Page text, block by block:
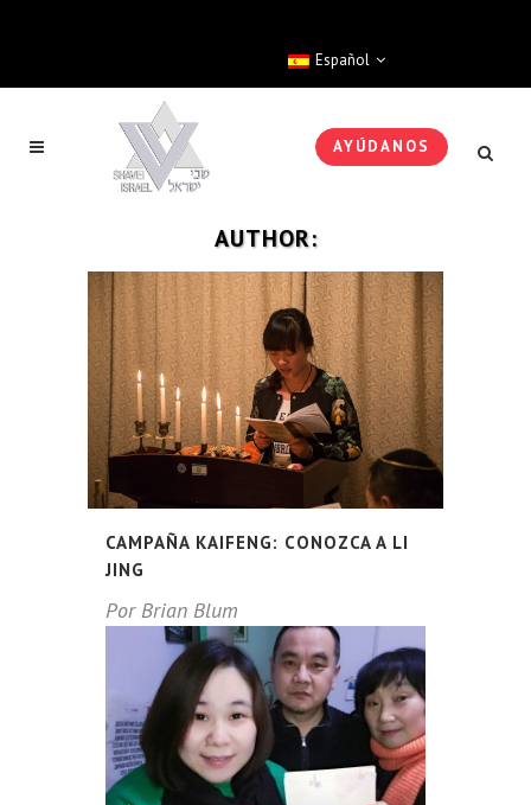
Español
AYÚDANOS
AUTHOR:
CAMPAÑA KAIFENG: CONOZCA A LI
JING
Por Brian Blum